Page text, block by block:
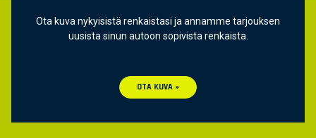
Ota kuva nykyisistä renkaistasi ja annamme tarjouksen
uusista sinun autoon sopivista renkaista.
OTA KUVA »